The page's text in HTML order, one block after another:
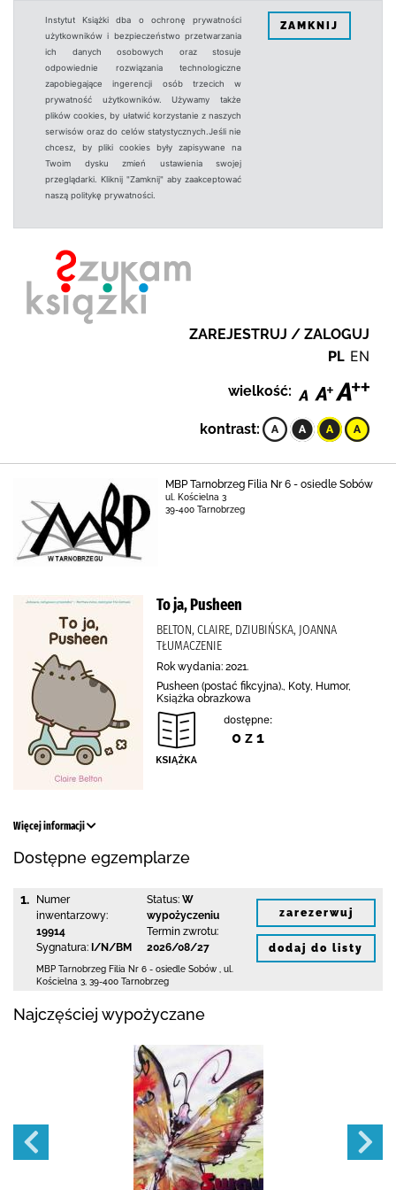
Instytut Książki dba o ochronę prywatności
użytkowników i bezpieczeństwo przetwarzania
ich danych osobowych oraz stosuje
odpowiednie rozwiązania technologiczne
zapobiegające ingerencji osób trzecich w
prywatność użytkowników. Używamy także
plików cookies, by ułatwić korzystanie z naszych
serwisów oraz do celów statystycznych.Jeśli nie
chcesz, by pliki cookies były zapisywane na
Twoim dysku zmień ustawienia swojej
przeglądarki. Kliknij "Zamknij" aby zaakceptować
naszą politykę prywatności.
ZAMKNIJ
ZAREJESTRUJ / ZALOGUJ
PL EN
wielkość:
kontrast:
MBP Tarnobrzeg Filia Nr 6 - osiedle Sobów
ul. Kościelna 3
39-400 Tarnobrzeg
To ja, Pusheen
BELTON, CLAIRE, DZIUBIŃSKA, JOANNA
TŁUMACZENIE
Rok wydania: 2021.
Pusheen (postać fikcyjna)., Koty, Humor,
Książka obrazkowa
dostępne:
0 z 1
Więcej informacji
Dostępne egzemplarze
1.
Numer
inwentarzowy:
19914
Sygnatura: I/N/BM
Status: W
wypożyczeniu
Termin zwrotu:
2026/08/27
MBP Tarnobrzeg Filia Nr 6 - osiedle Sobów
ul.
Kościelna 3 39-400 Tarnobrzeg
zarezerwuj
dodaj do listy
Najczęściej wypożyczane